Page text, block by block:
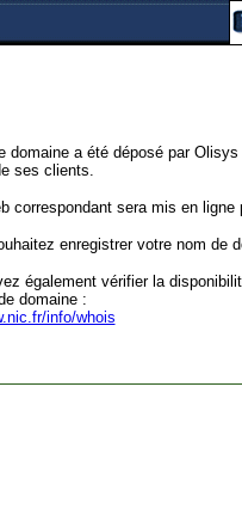
domaine a été déposé par Olisys
ses clients.
correspondant sera mis en ligne
enregistrer votre nom de
également vérifier la
domaine :
info/whois